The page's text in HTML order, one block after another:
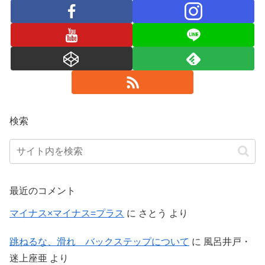
検索
最近のコメント
マイナス×マイナス=プラス に さとう より
跳ねるな、滑れ バックステップについて に 風呂井戸・
迷上座亜 より